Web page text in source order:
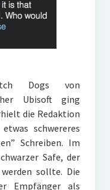
Dogs von
Ubisoft ging
die Redaktion
schwereres
Schreiben. Im
Safe, der
sollte. Die
Empfänger als